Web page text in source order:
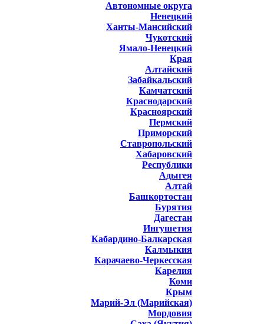
Автономные округа
Ненецкий
Ханты-Мансийский
Чукотский
Ямало-Ненецкий
Края
Алтайский
Забайкальский
Камчатский
Краснодарский
Красноярский
Пермский
Приморский
Ставропольский
Хабаровский
Республики
Адыгея
Алтай
Башкортостан
Бурятия
Дагестан
Ингушетия
Кабардино-Балкарская
Калмыкия
Карачаево-Черкесская
Карелия
Коми
Крым
Марий-Эл (Марийская)
Мордовия